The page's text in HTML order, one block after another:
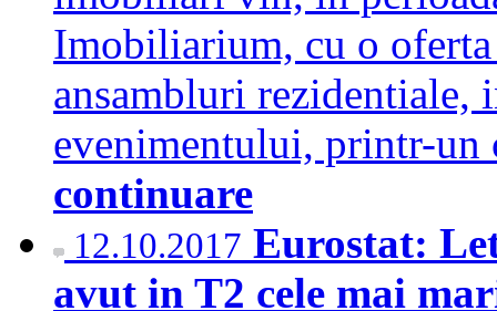
Imobiliarium, cu o
ansambluri rezidentiale,
evenimentului, printr-
continuare
12.10.2017 Eurostat:
avut in T2 cele mai